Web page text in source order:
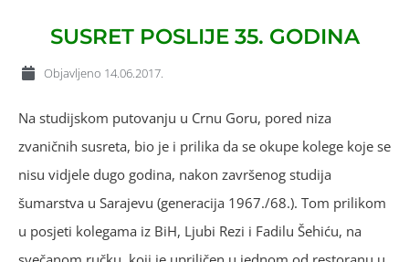
SUSRET POSLIJE 35. GODINA
Objavljeno 14.06.2017.
Na studijskom putovanju u Crnu Goru, pored niza
zvaničnih susreta, bio je i prilika da se okupe kolege koje se
nisu vidjele dugo godina, nakon završenog studija
šumarstva u Sarajevu (generacija 1967./68.). Tom prilikom
u posjeti kolegama iz BiH, Ljubi Rezi i Fadilu Šehiću, na